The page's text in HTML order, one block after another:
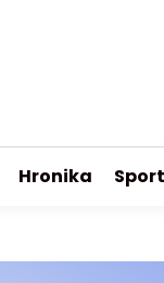
Hronika Sport